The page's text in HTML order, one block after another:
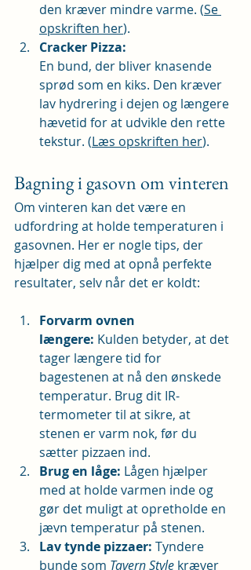
den kræver mindre varme. (Se
opskriften her).
Cracker Pizza:
En bund, der bliver knasende
sprød som en kiks. Den kræver
lav hydrering i dejen og længere
hævetid for at udvikle den rette
tekstur. (Læs opskriften her).
Bagning i gasovn om vinteren
Om vinteren kan det være en
udfordring at holde temperaturen i
gasovnen. Her er nogle tips, der
hjælper dig med at opnå perfekte
resultater, selv når det er koldt:
Forvarm ovnen
længere: Kulden betyder, at det
tager længere tid for
bagestenen at nå den ønskede
temperatur. Brug dit IR-
termometer til at sikre, at
stenen er varm nok, før du
sætter pizzaen ind.
Brug en låge: Lågen hjælper
med at holde varmen inde og
gør det muligt at opretholde en
jævn temperatur på stenen.
Lav tynde pizzaer: Tyndere
bunde som Tavern Style kræver